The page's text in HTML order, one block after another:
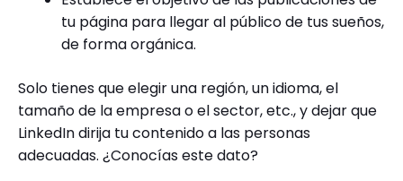
tu página para llegar al público de tus sueños,
de forma orgánica.
Solo tienes que elegir una región, un idioma, el
tamaño de la empresa o el sector, etc., y dejar que
LinkedIn dirija tu contenido a las personas
adecuadas. ¿Conocías este dato?